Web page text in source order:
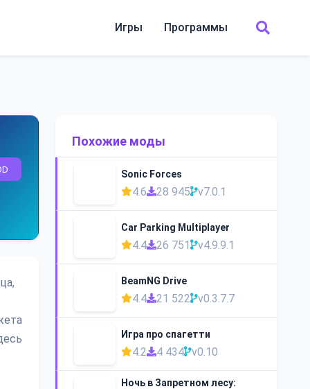
Игры Программы
Похожие моды
Sonic Forces
4.6 28 945 v7.0.1
Car Parking Multiplayer
4.4 26 751 v4.9.9.1
BeamNG Drive
4.4 21 522 v0.3.7.7
Игра про спагетти
4.2 4 434 v0.10
Ночь в Запретном лесу: